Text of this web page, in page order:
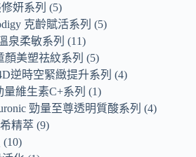
妍系列
5
克齡賦活系列
5
泉柔敏系列
11
顏美塑祛紋系列
5
逆時空緊緻提升系列
4
量維生素C+系列
1
勁量至尊透明質酸系列
4
精萃 9
10